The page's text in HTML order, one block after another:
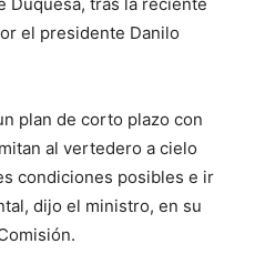
el presidente Danilo
plan de corto plazo con
al vertedero a cielo
condiciones posibles e ir
dijo el ministro, en su